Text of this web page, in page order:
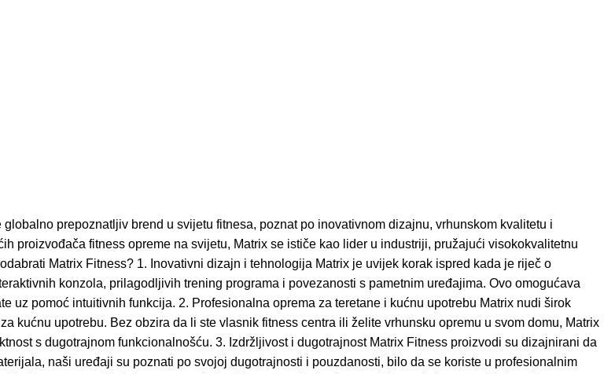
prepoznatljiv brend u svijetu fitnesa, poznat po inovativnom dizajnu, vrhunskom kvalitetu i
proizvođača fitness opreme na svijetu, Matrix se ističe kao lider u industriji, pružajući visokokvalitetnu
Matrix Fitness? 1. Inovativni dizajn i tehnologija Matrix je uvijek korak ispred kada je riječ o
konzola, prilagodljivih trening programa i povezanosti s pametnim uređajima. Ovo omogućava
uz pomoć intuitivnih funkcija. 2. Profesionalna oprema za teretane i kućnu upotrebu Matrix nudi širok
kućnu upotrebu. Bez obzira da li ste vlasnik fitness centra ili želite vrhunsku opremu u svom domu, Matrix
s dugotrajnom funkcionalnošću. 3. Izdržljivost i dugotrajnost Matrix Fitness proizvodi su dizajnirani da
naši uređaji su poznati po svojoj dugotrajnosti i pouzdanosti, bilo da se koriste u profesionalnim